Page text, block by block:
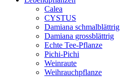
Calea
CYSTUS
Damiana schmalblättrig
Damiana grossblättrig
Echte Tee-Pflanze
Pichi-Pichi
Weinraute
Weihrauchpflanze